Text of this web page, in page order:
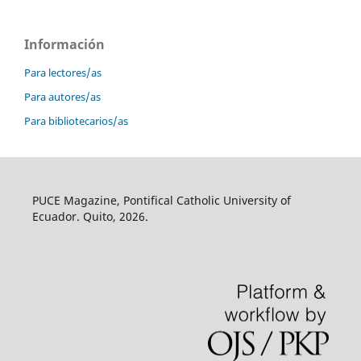
Información
Para lectores/as
Para autores/as
Para bibliotecarios/as
PUCE Magazine, Pontifical Catholic University of
Ecuador. Quito, 2026.